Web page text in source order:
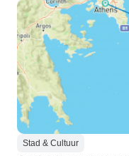
Stad & Cultuur